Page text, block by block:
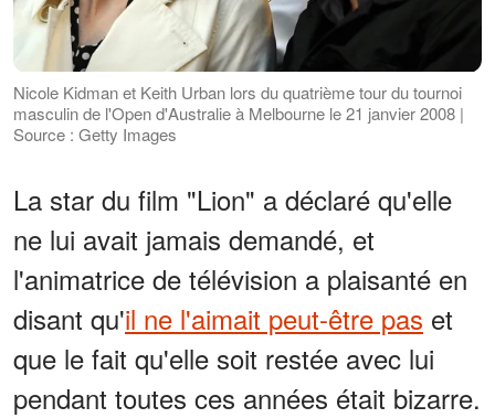
Nicole Kidman et Keith Urban lors du quatrième tour du tournoi
masculin de l'Open d'Australie à Melbourne le 21 janvier 2008 |
Source : Getty Images
La star du film "Lion" a déclaré qu'elle
ne lui avait jamais demandé, et
l'animatrice de télévision a plaisanté en
disant qu'il ne l'aimait peut-être pas et
que le fait qu'elle soit restée avec lui
pendant toutes ces années était bizarre.